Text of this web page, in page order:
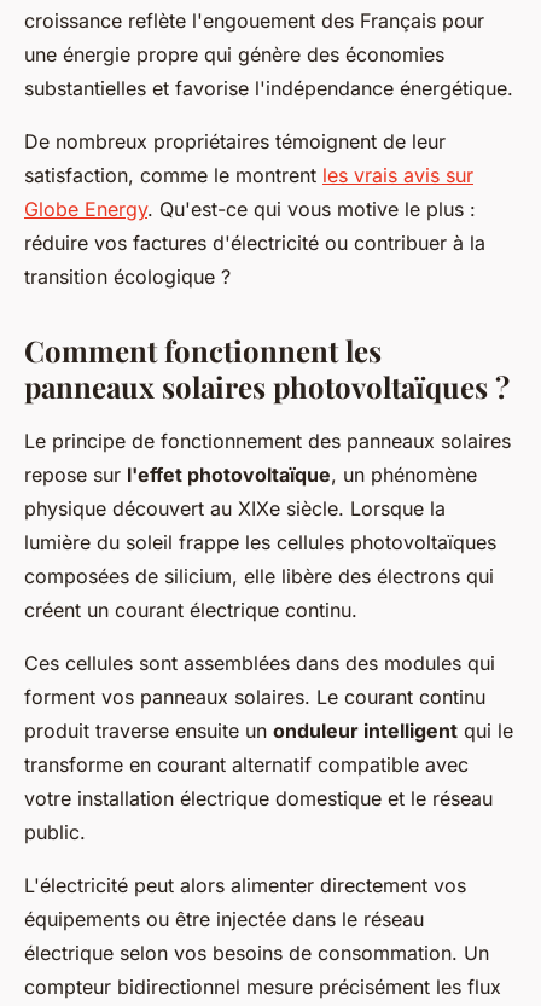
croissance reflète l'engouement des Français pour
une énergie propre qui génère des économies
substantielles et favorise l'indépendance énergétique.
De nombreux propriétaires témoignent de leur
satisfaction, comme le montrent les vrais avis sur
Globe Energy. Qu'est-ce qui vous motive le plus :
réduire vos factures d'électricité ou contribuer à la
transition écologique ?
Comment fonctionnent les
panneaux solaires photovoltaïques ?
Le principe de fonctionnement des panneaux solaires
repose sur l'effet photovoltaïque, un phénomène
physique découvert au XIXe siècle. Lorsque la
lumière du soleil frappe les cellules photovoltaïques
composées de silicium, elle libère des électrons qui
créent un courant électrique continu.
Ces cellules sont assemblées dans des modules qui
forment vos panneaux solaires. Le courant continu
produit traverse ensuite un onduleur intelligent qui le
transforme en courant alternatif compatible avec
votre installation électrique domestique et le réseau
public.
L'électricité peut alors alimenter directement vos
équipements ou être injectée dans le réseau
électrique selon vos besoins de consommation. Un
compteur bidirectionnel mesure précisément les flux